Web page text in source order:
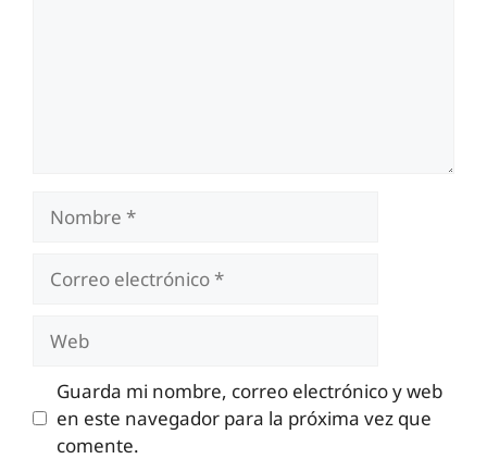
Nombre
Correo
electrónico
Guarda mi nombre, correo electrónico y web
en este navegador para la próxima vez que
comente.